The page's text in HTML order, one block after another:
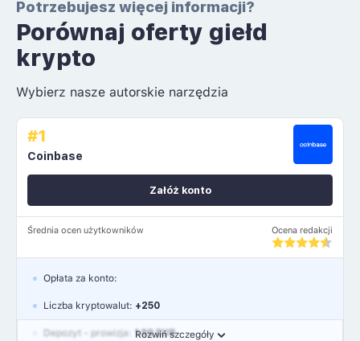
Potrzebujesz więcej informacji?
Porównaj oferty giełd
krypto
Wybierz nasze autorskie narzędzia
#1
Coinbase
Średnia ocen użytkowników Ocena redakcji
Załóż konto
Rozwiń szczegóły
Opłata za konto:
Liczba kryptowalut: +250
Depozyt - prowizja: 1.99 EUR